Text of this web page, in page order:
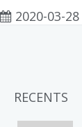
2020-03-28
RECENTS